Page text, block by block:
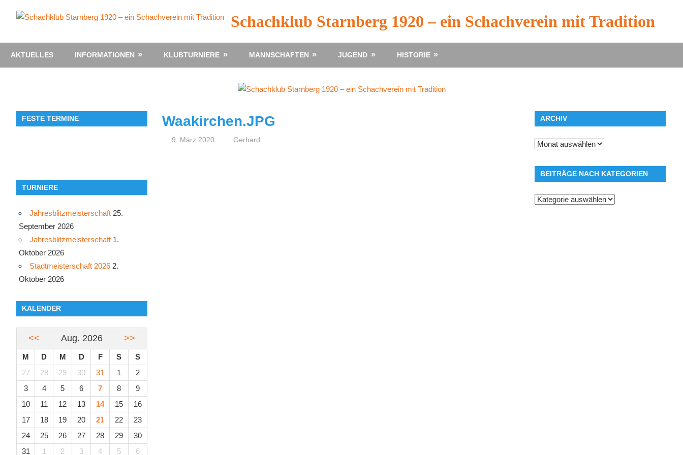
Inhalt
Schachklub Starnberg 1920 – ein Schachverein mit Tradition
AKTUELLES INFORMATIONEN KLUBTURNIERE MANNSCHAFTEN JUGEND HISTORIE
Waakirchen.JPG
9. März 2020 Gerhard
FESTE TERMINE
TURNIERE
Jahresblitzmeisterschaft25.
September 2026
Jahresblitzmeisterschaft1.
Oktober 2026
Stadtmeisterschaft 20262.
Oktober 2026
KALENDER
<< Aug. 2026 >>
M D M D F S
S
27
28 29 30 31 1
2
3
4 5 6 7 8
9
10
11 12 13 14 15
16
17
18 19 20 21 22
23
24
25 26 27 28 29
30
31
1 2 3 4 5 6
ARCHIV
Archiv
BEITRÄGE NACH KATEGORIEN
Beiträge